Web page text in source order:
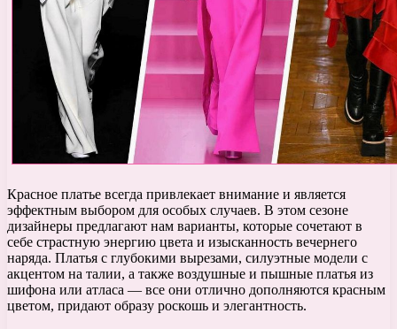
Красное платье всегда привлекает внимание и является
эффектным выбором для особых случаев. В этом сезоне
дизайнеры предлагают нам варианты, которые сочетают в
себе страстную энергию цвета и изысканность вечернего
наряда. Платья с глубокими вырезами, силуэтные модели с
акцентом на талии, а также воздушные и пышные платья из
шифона или атласа — все они отлично дополняются красным
цветом, придают образу роскошь и элегантность.